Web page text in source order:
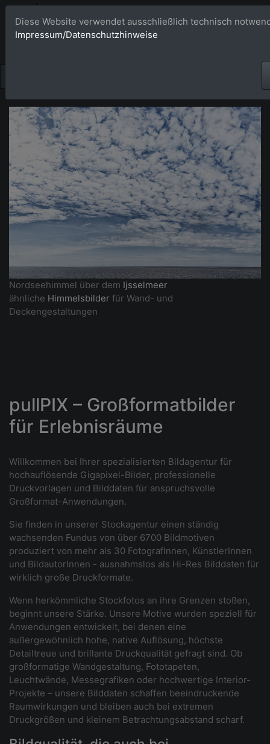
Bildagentur
Nordseehimmel über dem Ijsselmeer
ähnliche Himmelsbilder für Wand- und
Deckengestaltungen
pullPIX – Großformatbilder
für Erlebnisräume
Willkommen bei Ihrer spezialisierten Bildagentur für
hochauflösende Gigapixel-Bilder, professionelle
Druckvorlagen und Bilddaten für anspruchsvolle
Großformat-Anwendungen.
Sie finden in unserer Stockagentur einen ständig
wachsenden Fundus von über 6700 Bildmotiven
produziert von mehr als 30 FotografInnen, KünstlerInnen
und BildautorInnen - ausnahmslos als Hi-Res Bilddaten für
wirklich große Druckformate.
Wenn herkömmliche Stockfotos an ihre Grenzen stoßen,
beginnt unsere Stärke. Unsere Motive wurden speziell für
Anwendungen entwickelt, bei denen eine
außergewöhnlich hohe, native Auflösung, höchste
Detailtreue und brillante Druckqualität gefragt sind. Ob
großformatige Wandgestaltung, Fototapeten,
Leuchtwände, Messegrafiken oder hochwertige Interior-
Projekte – unsere Bilddaten schaffen beeindruckende
Raumwirkungen und bleiben auch bei extremen
Druckgrößen und kleinem Betrachtungsabstand scharf.
Diese Website verwendet ausschließlich technisch
Impressum/Datenschutzhinweise